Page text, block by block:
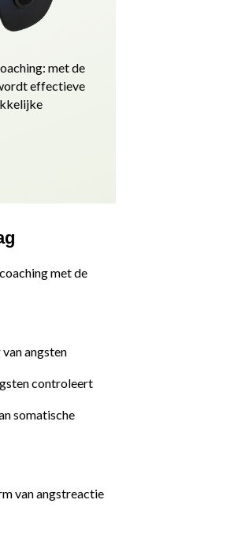
met de
effectieve
met de
angsten
controleert
somatische
van angstreactie